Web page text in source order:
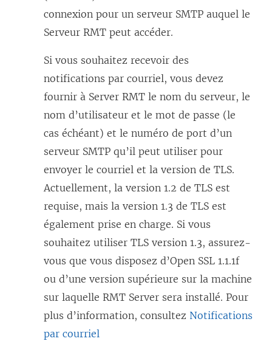
connexion pour un serveur SMTP auquel le
Serveur RMT peut accéder.
Si vous souhaitez recevoir des
notifications par courriel, vous devez
fournir à Server RMT le nom du serveur, le
nom d’utilisateur et le mot de passe (le
cas échéant) et le numéro de port d’un
serveur SMTP qu’il peut utiliser pour
envoyer le courriel et la version de TLS.
Actuellement, la version 1.2 de TLS est
requise, mais la version 1.3 de TLS est
également prise en charge. Si vous
souhaitez utiliser TLS version 1.3, assurez-
vous que vous disposez d’Open SSL 1.1.1f
ou d’une version supérieure sur la machine
sur laquelle RMT Server sera installé. Pour
plus d’information, consultez Notifications
par courriel